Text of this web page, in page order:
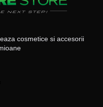
cosmetice si accesorii